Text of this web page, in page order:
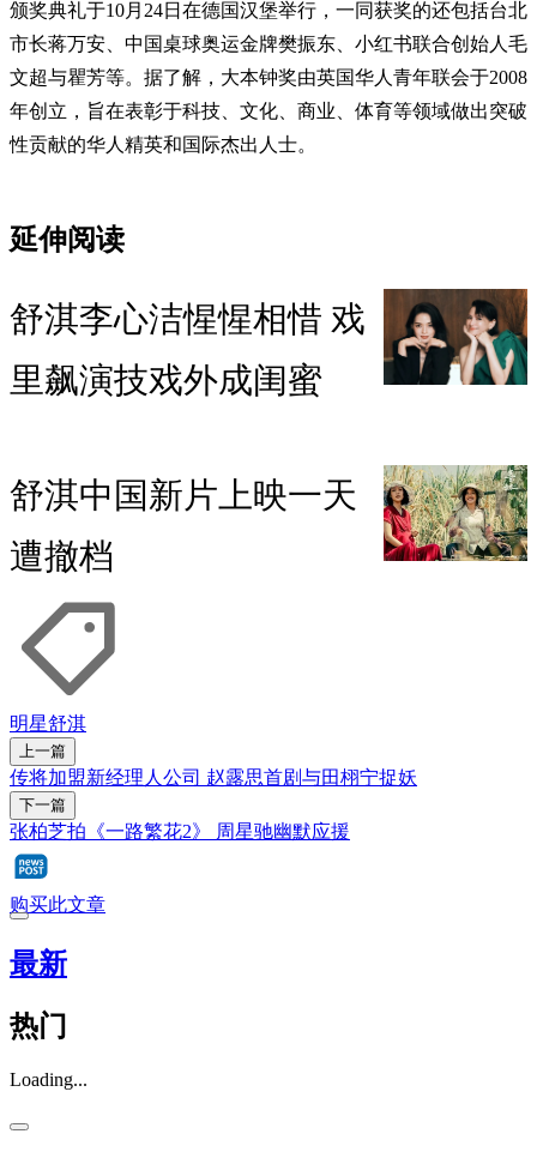
颁奖典礼于10月24日在德国汉堡举行，一同获奖的还包括台北
市长蒋万安、中国桌球奥运金牌樊振东、小红书联合创始人毛
文超与瞿芳等。据了解，大本钟奖由英国华人青年联会于2008
年创立，旨在表彰于科技、文化、商业、体育等领域做出突破
性贡献的华人精英和国际杰出人士。
延伸阅读
舒淇李心洁惺惺相惜 戏
里飙演技戏外成闺蜜
舒淇中国新片上映一天
遭撤档
明星舒淇
上一篇
传将加盟新经理人公司 赵露思首剧与田栩宁捉妖
下一篇
张柏芝拍《一路繁花2》 周星驰幽默应援
购买此文章
最新
热门
Loading...